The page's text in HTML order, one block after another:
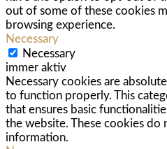
out of some of these cookies
browsing experience.
Necessary
Necessary
immer aktiv
Necessary cookies are
to function properly. This
that ensures basic
the website. These cookies do
information.